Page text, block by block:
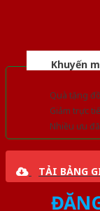
Khuyến
Quà tặng
Giảm trực
Nhiều ưu
TẢI BẢNG